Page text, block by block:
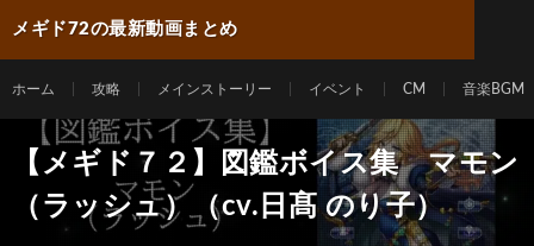
メギド72の最新動画まとめ
ホーム 攻略 メインストーリー イベント CM 音楽BGM
【メギド７２】図鑑ボイス集 マモン
（ラッシュ）（cv.日髙 のり子）